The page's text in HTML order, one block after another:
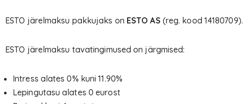
ESTO järelmaksu pakkujaks on ESTO AS (reg. kood 14180709).
ESTO järelmaksu tavatingimused on järgmised:
Intress alates 0% kuni 11.90%
Lepingutasu alates 0 eurost